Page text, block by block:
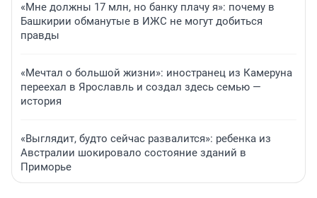
«Мне должны 17 млн, но банку плачу я»: почему в
Башкирии обманутые в ИЖС не могут добиться
правды
«Мечтал о большой жизни»: иностранец из Камеруна
переехал в Ярославль и создал здесь семью —
история
«Выглядит, будто сейчас развалится»: ребенка из
Австралии шокировало состояние зданий в
Приморье